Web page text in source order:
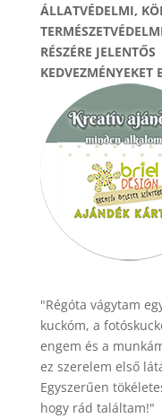
ÁLLATVÉDELMI,
RÉSZÉRE JELENTŐS
KEDVEZMÉNYEKET
"Régóta vágytam
kuckóm, a
engem és a
ez szerelem első
Egyszerűen
hogy rád találtam!"